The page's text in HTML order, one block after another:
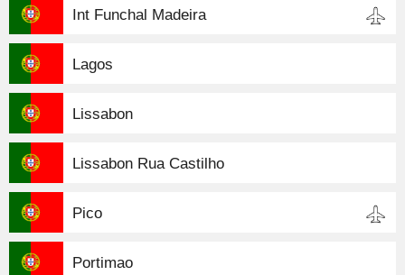
Int Funchal Madeira
Lagos
Lissabon
Lissabon Rua Castilho
Pico
Portimao